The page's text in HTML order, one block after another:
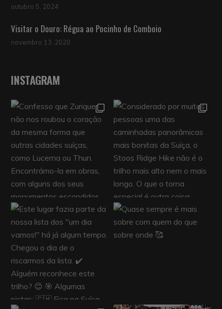
outubro 5, 2024
Visitar o Douro: Régua ao Pocinho de Comboio
novembro 13, 2020
INSTAGRAM